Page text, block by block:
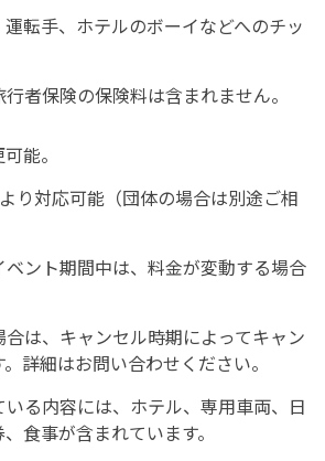
転手、ホテルのボーイなどへのチッ
者保険の保険料は含まれません。
能。
り対応可能（団体の場合は別途ご相
ント期間中は、料金が変動する場合
は、キャンセル時期によってキャン
詳細はお問い合わせください。
る内容には、ホテル、専用車両、日
食事が含まれています。